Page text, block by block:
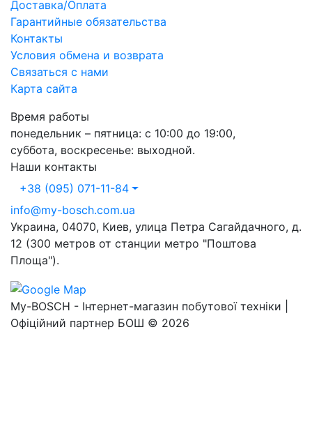
Доставка/Оплата
Гарантийные обязательства
Контакты
Условия обмена и возврата
Связаться с нами
Карта сайта
Время работы
понедельник – пятница: с 10:00 до 19:00,
суббота, воскресенье: выходной.
Наши контакты
+38 (095) 071-11-84
info@my-bosch.com.ua
Украина, 04070, Киев, улица Петра Сагайдачного, д.
12 (300 метров от станции метро "Поштова
Площа").
My-BOSCH - Інтернет-магазин побутової техніки |
Офіційний партнер БОШ © 2026